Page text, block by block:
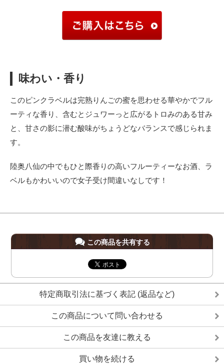
味わい・香り
このピンクラベルは完熟りんごの蜜を思わせる華やかでフル
ーティな香り、含むとジュワーっと広がるトロみのある甘み
と、甘さの影に潜む酸味がちょうどなバランスで感じられま
す。
陸奥八仙の中でもひと際香りの高いフルーティーなお酒、ラ
ベルもかわいいので女子受け間違いなしです！
この商品を共有する
特定商取引法に基づく表記 (返品など)
この商品について問い合わせる
この商品を友達に教える
買い物を続ける